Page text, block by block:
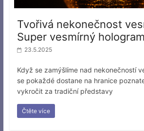
Tvořivá nekonečnost
Super vesmírný
23.5.2025
Když se zamýšlíme nad nekonečností
se pokaždé dostane na hranice
vykročit za tradiční představy
Čtěte více